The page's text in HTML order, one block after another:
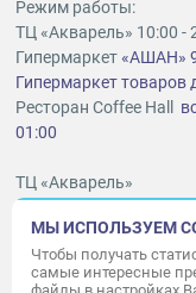
Режим работы:
ТЦ «Акварель» 10:00 -
Гипермаркет«АШАН»
Гипермаркет товаров
Ресторан Coffee Hall
01:00
ТЦ «Акварель»
lt@aquarelle-centre.ru
ООО «Акварель»
МЫ ИСПОЛЬЗУЕМ
Чтобы получать
самые интересные